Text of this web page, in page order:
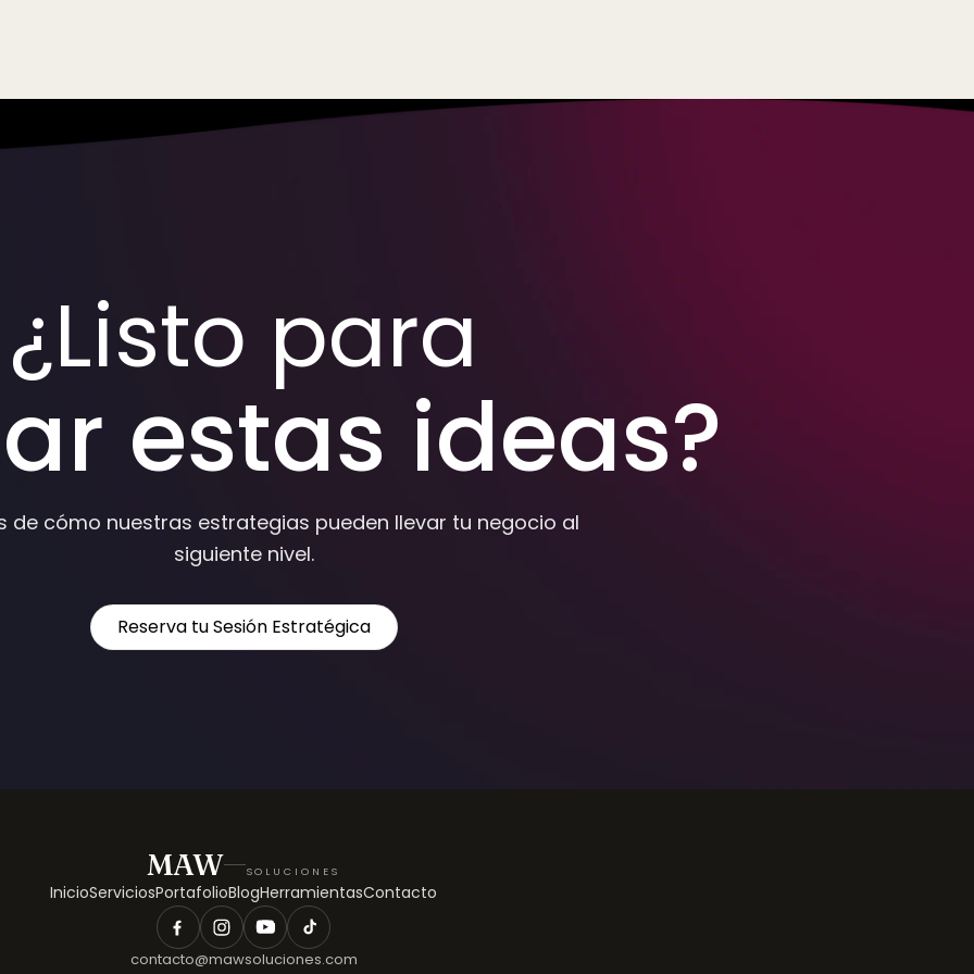
¿Listo para
estas ideas?
de cómo nuestras estrategias pueden llevar tu negocio al
siguiente nivel.
Reserva tu Sesión Estratégica
MAW SOLUCIONES
InicioServiciosPortafolioBlogHerramientasContacto
contacto@mawsoluciones.com